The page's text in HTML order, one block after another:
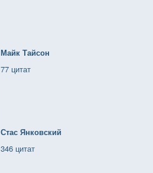
Майк Тайсон
77 цитат
Стас Янковский
346 цитат